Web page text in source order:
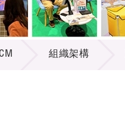
組織架構